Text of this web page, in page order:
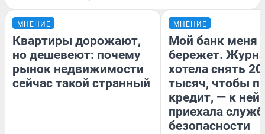
МНЕНИЕ
Квартиры дорожают,
но дешевеют: почему
рынок недвижимости
сейчас такой странный
МНЕНИЕ
Мой банк меня
бережет.
хотела снять
тысяч, чтобы
кредит, — к
приехала
безопасности